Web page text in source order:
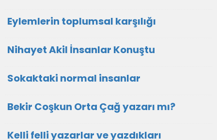
Eylemlerin toplumsal karşılığı
Nihayet Akil İnsanlar Konuştu
Sokaktaki normal insanlar
Bekir Coşkun Orta Çağ yazarı mı?
Kelli felli yazarlar ve yazdıkları